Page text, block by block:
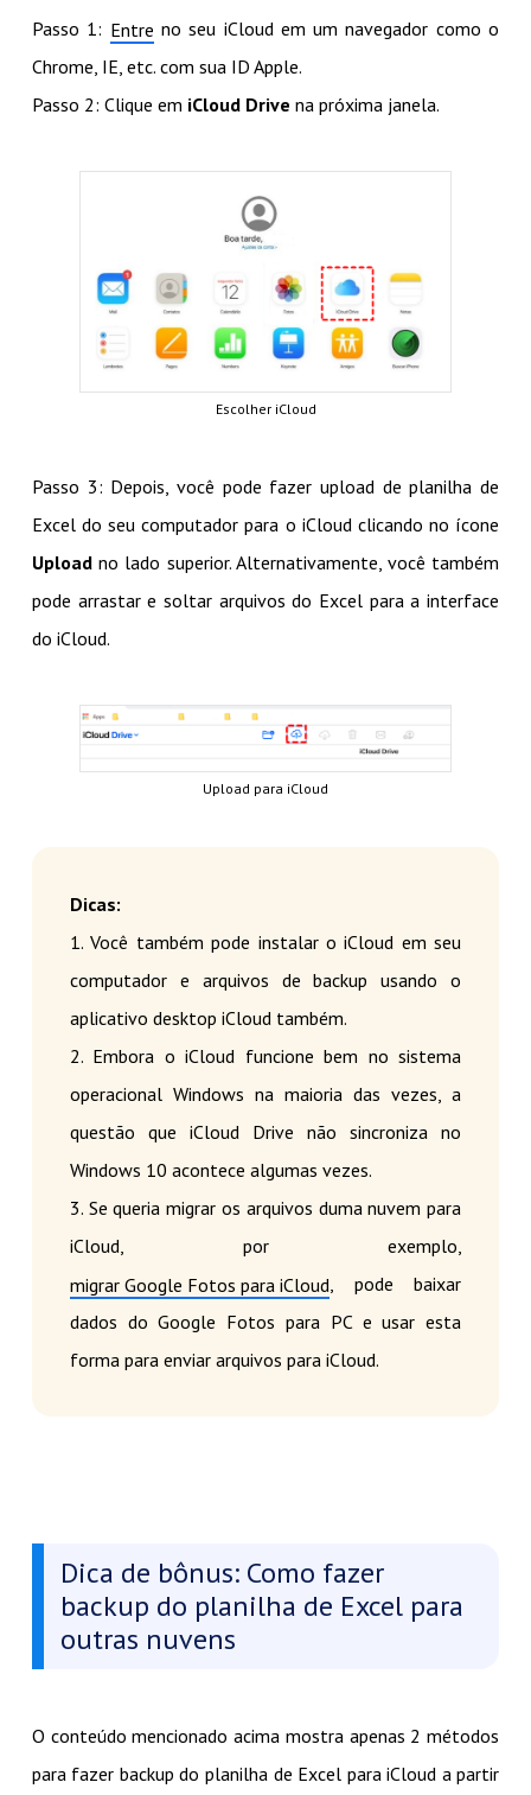
Passo 1: Entre no seu iCloud em um navegador como o
Chrome, IE, etc. com sua ID Apple.
Passo 2: Clique em iCloud Drive na próxima janela.
Escolher iCloud
Passo 3: Depois, você pode fazer upload de planilha de
Excel do seu computador para o iCloud clicando no ícone
Uploadno lado superior. Alternativamente, você também
pode arrastar e soltar arquivos do Excel para a interface
do iCloud.
Upload para iCloud
Dicas:
1. Você também pode instalar o iCloud em seu
computador e arquivos de backup usando o
aplicativo desktop iCloud também.
2. Embora o iCloud funcione bem no sistema
operacional Windows na maioria das vezes, a
questão que iCloud Drive não sincroniza no
Windows 10 acontece algumas vezes.
3. Se queria migrar os arquivos duma nuvem para
iCloud, por exemplo,
migrar Google Fotos para iCloud, pode baixar
dados do Google Fotos para PC e usar esta
forma para enviar arquivos para iCloud.
Dica de bônus: Como fazer
backup do planilha de Excel para
outras nuvens
O conteúdo mencionado acima mostra apenas 2 métodos
para fazer backup do planilha de Excel para iCloud a partir